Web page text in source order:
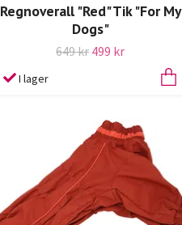
Regnoverall "Red" Tik "For My
Dogs"
649 kr 499 kr
I lager